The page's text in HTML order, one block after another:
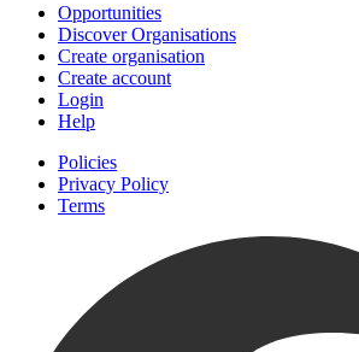
Opportunities
Discover Organisations
Create organisation
Create account
Login
Help
Policies
Privacy Policy
Terms